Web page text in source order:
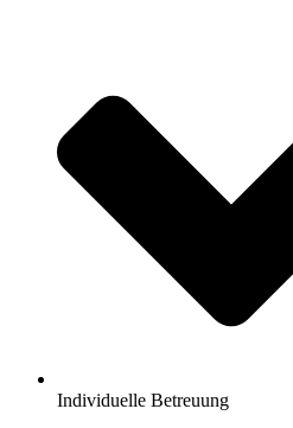
Individuelle Betreuung